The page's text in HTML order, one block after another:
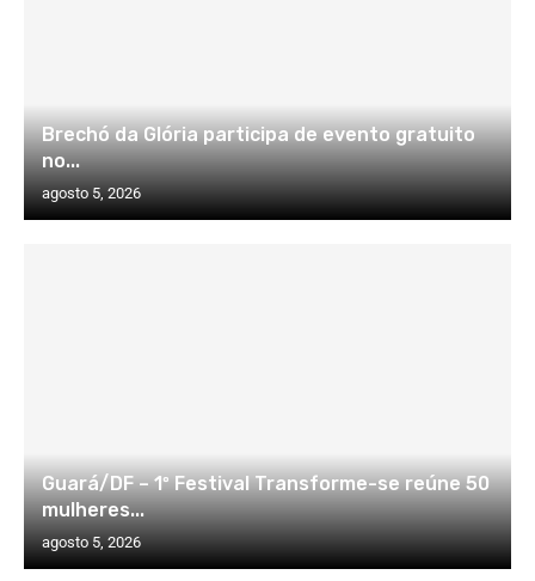
Brechó da Glória participa de evento gratuito
no...
agosto 5, 2026
Guará/DF – 1º Festival Transforme-se reúne 50
mulheres...
agosto 5, 2026